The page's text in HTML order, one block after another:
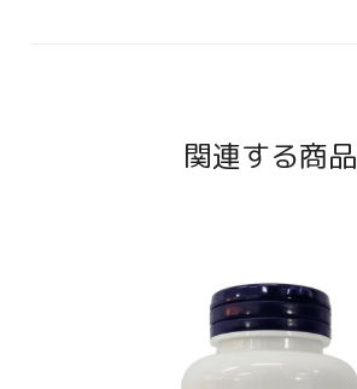
関連する商品